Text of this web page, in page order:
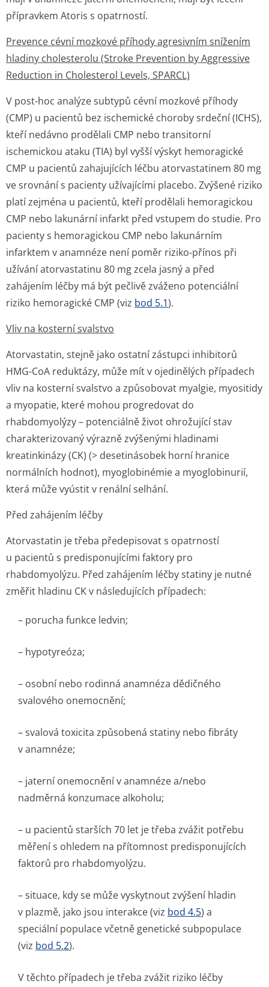
přípravkem Atoris s opatrností.
Prevence cévní mozkové příhody agresivním snížením
hladiny cholesterolu (Stroke Prevention by Aggressive
Reduction in Cholesterol Levels, SPARCL)
V post-hoc analýze subtypů cévní mozkové příhody
(CMP) u pacientů bez ischemické choroby srdeční (ICHS),
kteří nedávno prodělali CMP nebo transitorní
ischemickou ataku (TIA) byl vyšší výskyt hemoragické
CMP u pacientů zahajujících léčbu atorvastatinem 80 mg
ve srovnání s pacienty užívajícími placebo. Zvýšené riziko
platí zejména u pacientů, kteří prodělali hemoragickou
CMP nebo lakunární infarkt před vstupem do studie. Pro
pacienty s hemoragickou CMP nebo lakunárním
infarktem v anamnéze není poměr riziko-přínos při
užívání atorvastatinu 80 mg zcela jasný a před
zahájením léčby má být pečlivě zváženo potenciální
riziko hemoragické CMP (viz bod 5.1).
Vliv na kosterní svalstvo
Atorvastatin, stejně jako ostatní zástupci inhibitorů
HMG-CoA reduktázy, může mít v ojedinělých případech
vliv na kosterní svalstvo a způsobovat myalgie, myositidy
a myopatie, které mohou progredovat do
rhabdomyolýzy – potenciálně život ohrožující stav
charakterizovaný výrazně zvýšenými hladinami
kreatinkinázy (CK) (> desetinásobek horní hranice
normálních hodnot), myoglobinémie a myoglobinurií,
která může vyústit v renální selhání.
Před zahájením léčby
Atorvastatin je třeba předepisovat s opatrností
u pacientů s predisponujícími faktory pro
rhabdomyolýzu. Před zahájením léčby statiny je nutné
změřit hladinu CK v následujících případech:
– porucha funkce ledvin;
– hypotyreóza;
– osobní nebo rodinná anamnéza dědičného
svalového onemocnění;
– svalová toxicita způsobená statiny nebo fibráty
v anamnéze;
– jaterní onemocnění v anamnéze a/nebo
nadměrná konzumace alkoholu;
– u pacientů starších 70 let je třeba zvážit potřebu
měření s ohledem na přítomnost predisponujících
faktorů pro rhabdomyolýzu.
– situace, kdy se může vyskytnout zvýšení hladin
v plazmě, jako jsou interakce (viz bod 4.5) a
speciální populace včetně genetické subpopulace
(viz bod 5.2).
V těchto případech je třeba zvážit riziko léčby